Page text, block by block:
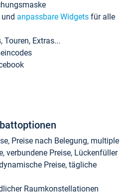
und anpassbare Widgets für alle
Touren, Extras...
Preise nach Belegung, multiple
verbundene Preise, Lückenfüller
Preise, tägliche
Raumkonstellationen